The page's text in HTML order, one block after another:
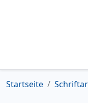
Startseite